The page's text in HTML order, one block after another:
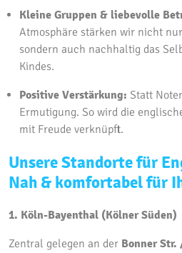
Kleine Gruppen & liebevolle
Atmosphäre stärken wir nicht
sondern auch nachhaltig das
Kindes.
Positive Verstärkung: Statt
Ermutigung. So wird die
mit Freude verknüpft.
Unsere Standorte für
Nah & komfortabel für
1. Köln-Bayenthal (Kölner Süden)
Zentral gelegen an der Bonner Str.